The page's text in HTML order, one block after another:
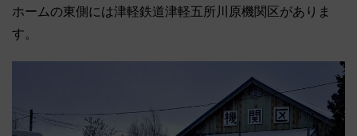
ホームの東側には津軽鉄道津軽五所川原機関区がありま
す。